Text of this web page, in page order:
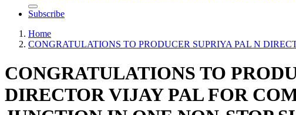
Subscribe
Home
CONGRATULATIONS TO PRODUCER SUPRIYA PAL N
CONGRATULATIONS TO
DIRECTOR VIJAY PAL FOR